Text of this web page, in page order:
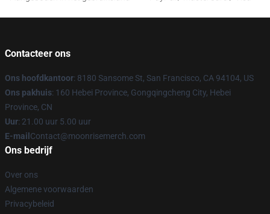
Contacteer ons
Ons hoofdkantoor: 8180 Sansome St, San Francisco, CA 94104, US
Ons pakhuis: 160 Hebei Province, Gongqingcheng City, Hebei
Province, CN
Uur: 21.00 uur 5.00 uur
E-mail Contact@moonrisemerch.com
Ons bedrijf
Over ons
Algemene voorwaarden
Privacybeleid